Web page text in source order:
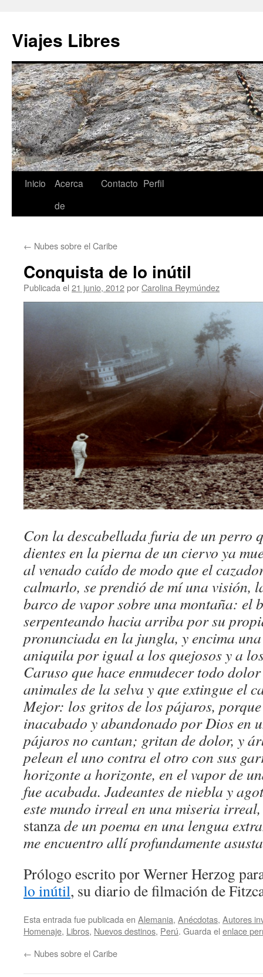
contenido
Viajes Libres
Inicio
Acerca
de
Contacto Perfil
← Nubes sobre el Caribe
Conquista de lo inútil
Publicada el 21 junio, 2012porCarolina Reymúndez
Con la descabellada furia de un perro
dientes en la pierna de un ciervo ya
al venado caído de modo que el
calmarlo, se prendió de mí una visión,
barco de vapor sobre una montaña: el
serpenteando hacia arriba por su
pronunciada en la jungla, y encima
aniquila por igual a los quejosos y a
Caruso que hace enmudecer todo
animales de la selva y que extingue el
Mejor: los gritos de los pájaros, porque
inacabado y abandonado por Dios en
pájaros no cantan; gritan de dolor, y
pelean el uno contra el otro con sus
horizonte a horizonte, en el vapor de
fue acabada. Jadeantes de niebla y
este mundo irreal en una miseria
stanzade un poema en una lengua
me encuentro allí profundamente
Prólogo escrito por Werner Herzog
lo inútil, su diario de filmación de
Esta entrada fue publicada en Alemania, Anécdotas, Autores
Homenaje, Libros, Nuevos destinos, Perú. Guarda el enlace
← Nubes sobre el Caribe